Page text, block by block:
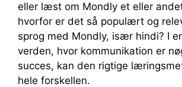
eller læst om Mondly et eller
hvorfor er det så populært og
sprog med Mondly, især hindi? I
verden, hvor kommunikation er
succes, kan den rigtige
hele forskellen.